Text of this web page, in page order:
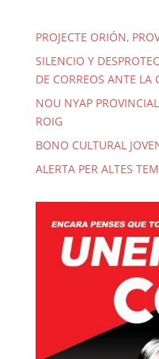
PROJECTE ORIÓN,
SILENCIO Y
DE CORREOS ANTE
NOU NYAP
ROIG
BONO CULTURAL
ALERTA PER ALTES